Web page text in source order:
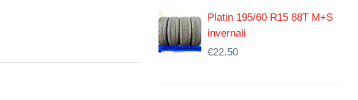
Platin 195/60 R15 88T M+S
invernali
€22.50